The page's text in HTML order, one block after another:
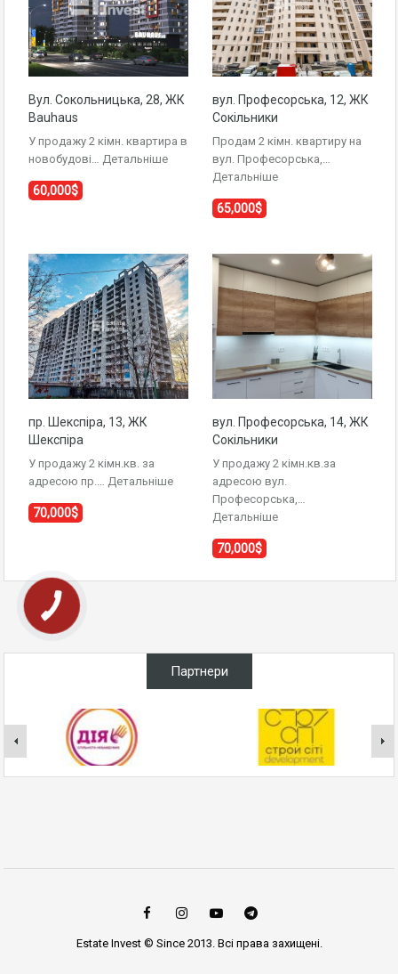
Вул. Сокольницька, 28, ЖК
Bauhaus
У продажу 2 кімн. квартира в
новобудові…
Детальніше
60,000$
вул. Професорська, 12, ЖК
Сокільники
Продам 2 кімн. квартиру на
вул. Професорська,…
Детальніше
65,000$
пр. Шекспіра, 13, ЖК
Шекспіра
У продажу 2 кімн.кв. за
адресою пр.…
Детальніше
70,000$
вул. Професорська, 14, ЖК
Сокільники
У продажу 2 кімн.кв.за
адресою вул.
Професорська,…
Детальніше
70,000$
Партнери
Estate Invest © Since 2013. Всі права захищені.